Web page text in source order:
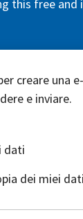
this free and
creare una
e inviare.
dati
dei miei dati